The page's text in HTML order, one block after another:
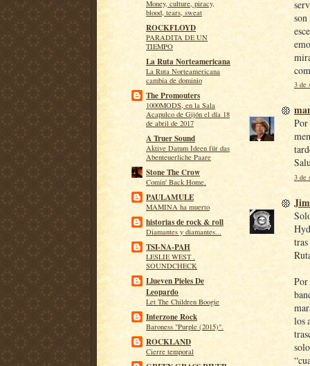
Money, culture, piracy,
blood, tears, sweat
ROCKFLOYD
PARADITA DE UN
TIEMPO
La Ruta Norteamericana
La Ruta Norteamericana
cambia de dominio
The Promouters
1000MODS, en la Sala
Acapulco de Gijón el día 18
de abril de 2017
A Truer Sound
Aktive Datum Ideen für das
Abenteuerliche Paare
Stone The Crow
Comin' Back Home.
PAULAMULE
MAMINA ha muerto
historias de rock & roll
Diamantes y diamantes...
TSI-NA-PAH
LESLIE WEST .
SOUNDCHECK
Llueven Pieles De
Leopardo
Let The Children Boogie
Interzone Rock
Baroness "Purple (2015)".
ROCKLAND
Cierre temporal
3 de
Por
3 de
Por
los